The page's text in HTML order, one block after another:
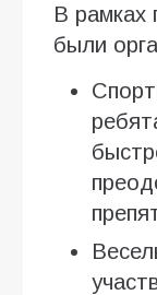
В рамках
были